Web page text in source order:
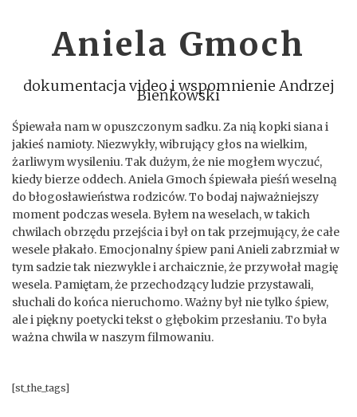
Aniela Gmoch
dokumentacja video i wspomnienie Andrzej
Bieńkowski
Śpiewała nam w opuszczonym sadku. Za nią kopki siana i
jakieś namioty. Niezwykły, wibrujący głos na wielkim,
żarliwym wysileniu. Tak dużym, że nie mogłem wyczuć,
kiedy bierze oddech. Aniela Gmoch śpiewała pieśń weselną
do błogosławieństwa rodziców. To bodaj najważniejszy
moment podczas wesela. Byłem na weselach, w takich
chwilach obrzędu przejścia i był on tak przejmujący, że całe
wesele płakało. Emocjonalny śpiew pani Anieli zabrzmiał w
tym sadzie tak niezwykle i archaicznie, że przywołał magię
wesela. Pamiętam, że przechodzący ludzie przystawali,
słuchali do końca nieruchomo. Ważny był nie tylko śpiew,
ale i piękny poetycki tekst o głębokim przesłaniu. To była
ważna chwila w naszym filmowaniu.
[st_the_tags]